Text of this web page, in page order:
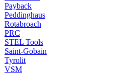
Payback
Peddinghaus
Rotabroach
PRC
STEL Tools
Saint-Gobain
Tyrolit
VSM